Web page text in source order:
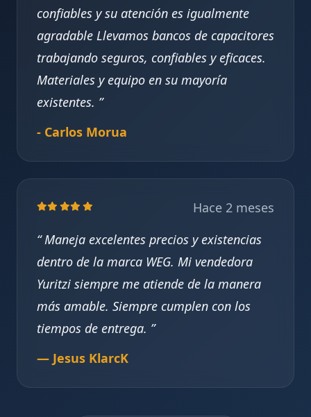
confiables y su atención es igualmente
agradable Llevamos bancos de capacitores
trabajando seguros, confiables y eficaces.
Materiales y equipo en su mayoría
existentes.
- Carlos Morua
Hace 2 meses
Maneja excelentes precios y existencias
dentro de la marca WEG. Mi vendedora
Yuritzi siempre me atiende de la manera
más amable. Siempre cumplen con los
tiempos de entrega.
— Jesus KlarcK